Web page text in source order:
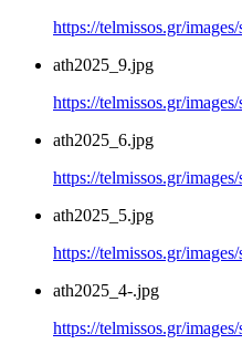
https://telmissos.gr/
ath2025_9.jpg
https://telmissos.gr/
ath2025_6.jpg
https://telmissos.gr/
ath2025_5.jpg
https://telmissos.gr/
ath2025_4-.jpg
https://telmissos.gr/